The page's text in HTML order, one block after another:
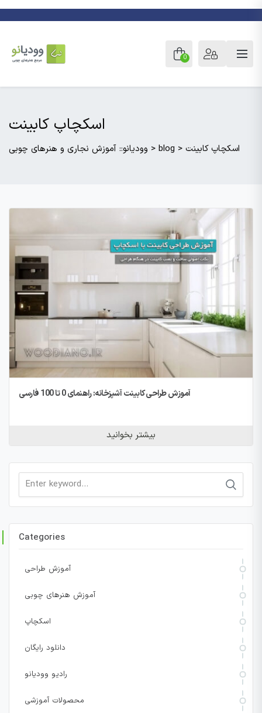
0
اسکچاپ کابینت
وودیانو:: آموزش نجاری و هنرهای چوبی > blog > اسکچاپ کابینت
آموزش طراحی کابینت آشپزخانه: راهنمای 0 تا 100 فارسی
بیشتر بخوانید
Search
Categories
آموزش طراحی
آموزش هنرهای چوبی
اسکچاپ
دانلود رایگان
رادیو وودیانو
محصولات آموزشی